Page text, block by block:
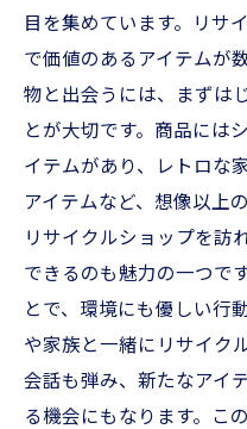
目を集めています。リサ
で価値のあるアイテムが
物と出会うには、まずは
とが大切です。商品には
イテムがあり、レトロな
アイテムなど、想像以上
リサイクルショップを訪
できるのも魅力の一つで
とで、環境にも優しい行
や家族と一緒にリサイク
会話も弾み、新たなアイ
る機会にもなります。こ